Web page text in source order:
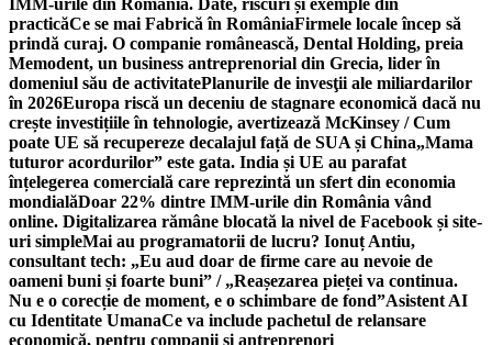
IMM-urile din România. Date, riscuri și exemple din
practicăCe se mai Fabrică în RomâniaFirmele locale încep să
prindă curaj. O companie românească, Dental Holding, preia
Memodent, un business antreprenorial din Grecia, lider în
domeniul său de activitatePlanurile de invesţii ale miliardarilor
în 2026Europa riscă un deceniu de stagnare economică dacă nu
crește investițiile în tehnologie, avertizează McKinsey / Cum
poate UE să recupereze decalajul față de SUA și China„Mama
tuturor acordurilor” este gata. India și UE au parafat
înțelegerea comercială care reprezintă un sfert din economia
mondialăDoar 22% dintre IMM-urile din România vând
online. Digitalizarea rămâne blocată la nivel de Facebook și site-
uri simpleMai au programatorii de lucru? Ionuț Antiu,
consultant tech: „Eu aud doar de firme care au nevoie de
oameni buni și foarte buni” / „Reașezarea pieței va continua.
Nu e o corecție de moment, e o schimbare de fond”Asistent AI
cu Identitate UmanaCe va include pachetul de relansare
economică, pentru companii și antreprenori